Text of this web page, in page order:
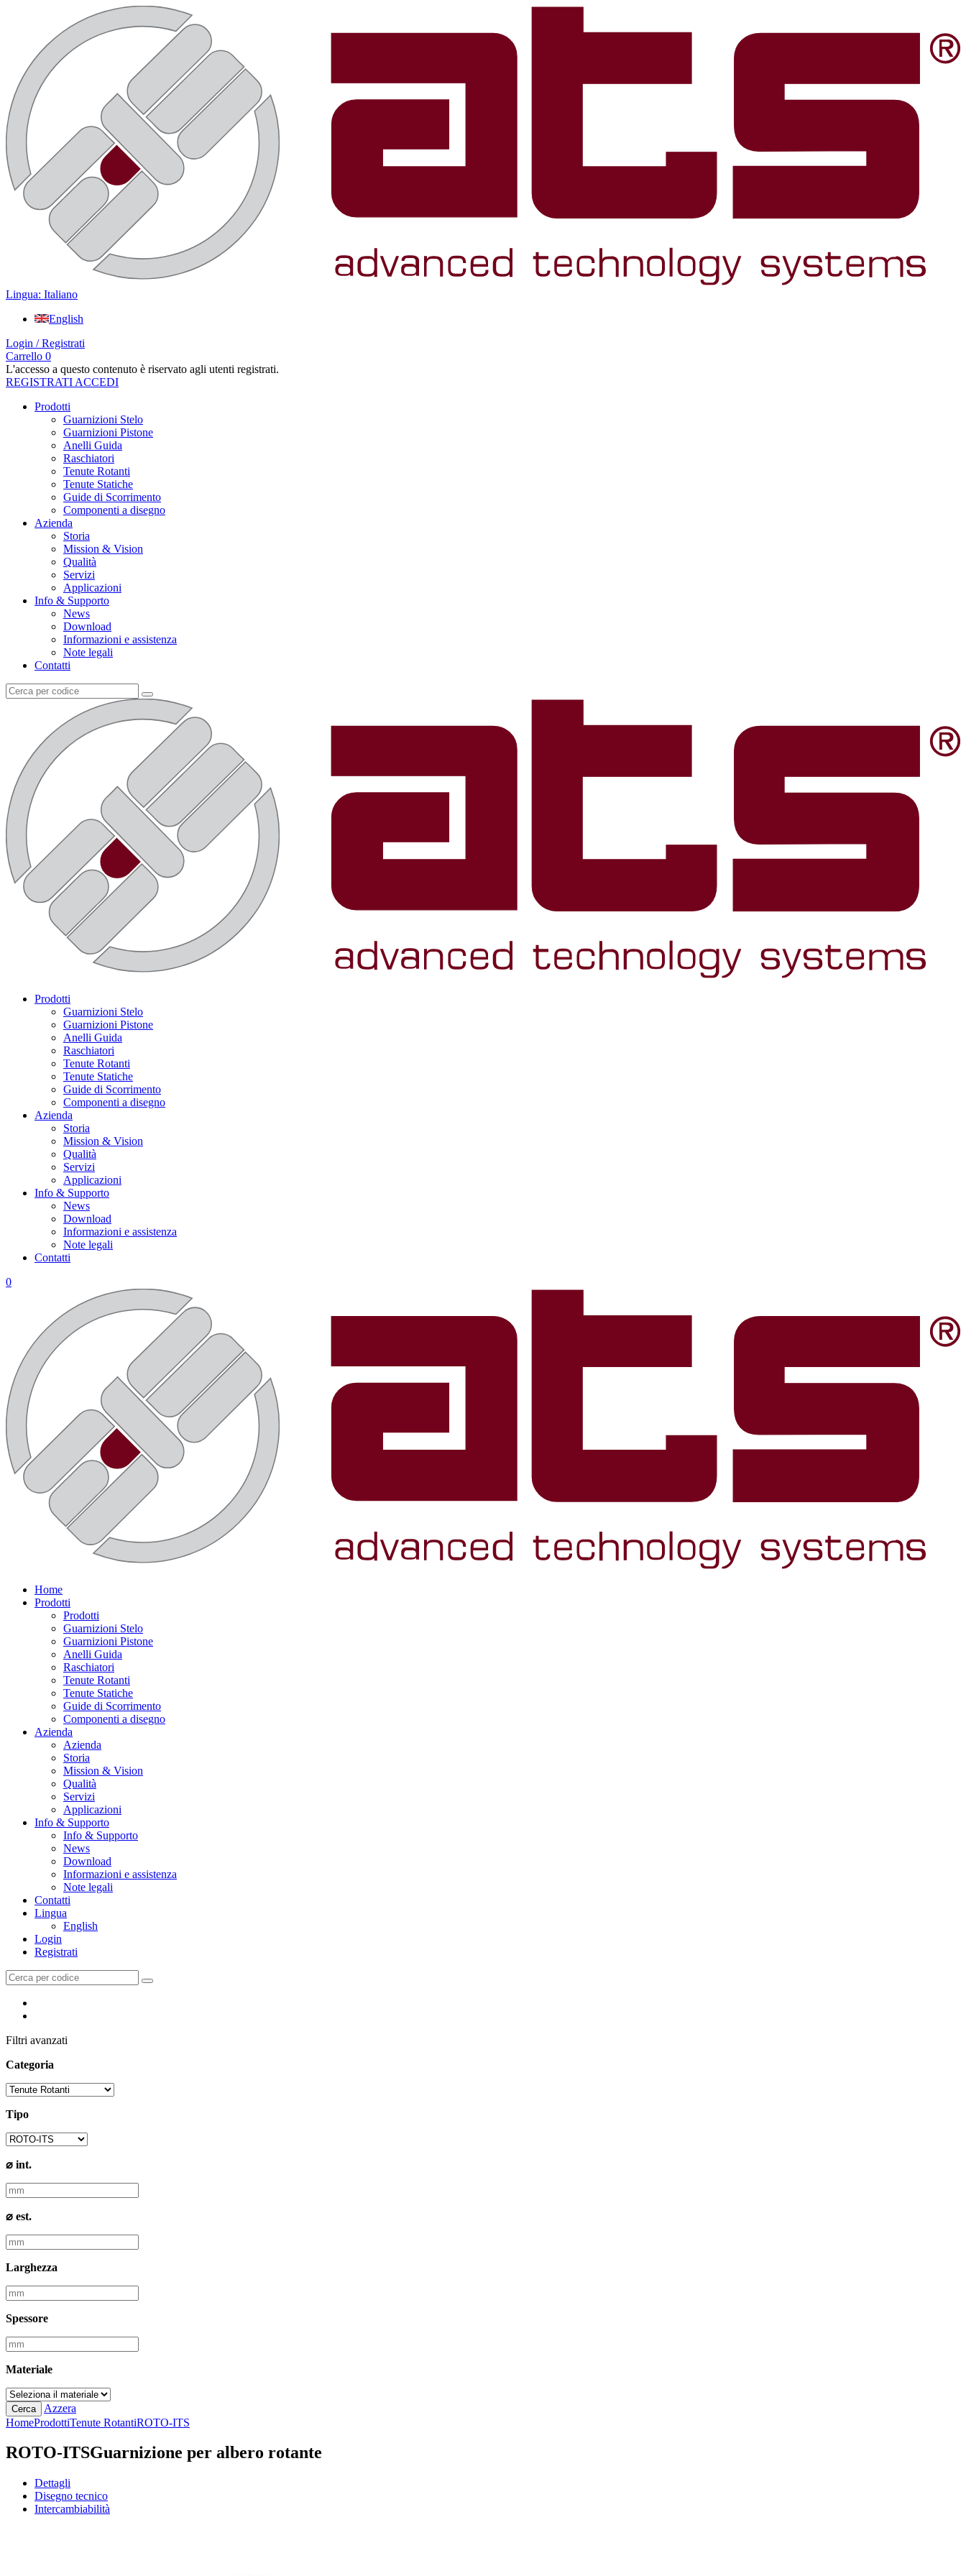
Lingua: Italiano
English
Login / Registrati
Carrello 0
L'accesso a questo contenuto è riservato agli utenti registrati.
REGISTRATI ACCEDI
Prodotti
Guarnizioni Stelo
Guarnizioni Pistone
Anelli Guida
Raschiatori
Tenute Rotanti
Tenute Statiche
Guide di Scorrimento
Componenti a disegno
Azienda
Storia
Mission & Vision
Qualità
Servizi
Applicazioni
Info & Supporto
News
Download
Informazioni e assistenza
Note legali
Contatti
Prodotti
Guarnizioni Stelo
Guarnizioni Pistone
Anelli Guida
Raschiatori
Tenute Rotanti
Tenute Statiche
Guide di Scorrimento
Componenti a disegno
Azienda
Storia
Mission & Vision
Qualità
Servizi
Applicazioni
Info & Supporto
News
Download
Informazioni e assistenza
Note legali
Contatti
0
Home
Prodotti
Prodotti
Guarnizioni Stelo
Guarnizioni Pistone
Anelli Guida
Raschiatori
Tenute Rotanti
Tenute Statiche
Guide di Scorrimento
Componenti a disegno
Azienda
Azienda
Storia
Mission & Vision
Qualità
Servizi
Applicazioni
Info & Supporto
Info & Supporto
News
Download
Informazioni e assistenza
Note legali
Contatti
Lingua
English
Login
Registrati
Filtri avanzati
Categoria
Tipo
⌀ int.
⌀ est.
Larghezza
Spessore
Materiale
Cerca
Azzera
HomeProdottiTenute RotantiROTO-ITS
ROTO-ITSGuarnizione per albero rotante
Dettagli
Disegno tecnico
Intercambiabilità